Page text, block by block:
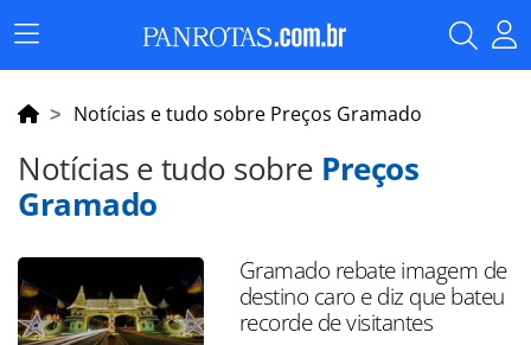
Menu
Principal
Notícias e tudo sobre Preços Gramado
Notícias e tudo sobre Preços
Gramado
Gramado rebate imagem de
destino caro e diz que bateu
recorde de visitantes